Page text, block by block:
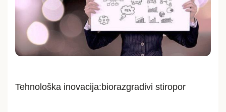
Tehnološka inovacija:biorazgradivi stiropor